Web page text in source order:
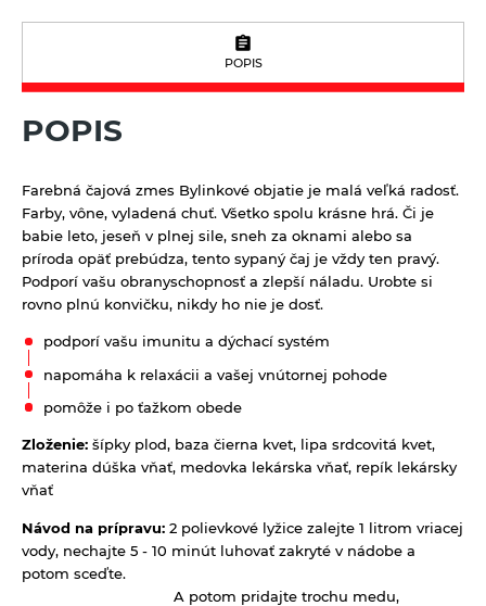
Morská soľ
Pochutiny
Špeciality so soľou
Zmesi korenia
Celozrnné múky a krupice
Chlebové múky
Horčice
Nátierky
Omáčky
100% ovocné šťavy
Cidre
Energetické prírodné nápoje
Kombuchy Mana Roots
Limonády a shoty mellos
Limonády Mana Roots
Limonády ostatné
Limonády STEGO
Mandľové, sójové a obilné nápoje
Vína
Octy, mäsové výrobky, oleje
Oleje
Mäsové výrobky
Octy
Prírodná kozmetika
Balzamy na pery
Prírodné certifikované mydlá
Tuhé mydlá
Vlasová prírodná kozmetika
Pudingy a dezerty
Dezerty
Pudingy
Sirupy
Sirupy bez pridaného cukru
Sirupy bylinkové s trstinovým cukrom
Sirupy ovocné s trstinovým cukrom
Sladidlá a včelie produkty
Sladidlá
Včelie produkty
Sterilizovaná zelenina
Sušené ovocie a orechy
Tyčinky a grissiny
Vločky a lupienky
POPIS
POPIS
Farebná čajová zmes Bylinkové objatie je malá veľká radosť.
Farby, vône, vyladená chuť. Všetko spolu krásne hrá. Či je
babie leto, jeseň v plnej sile, sneh za oknami alebo sa
príroda opäť prebúdza, tento sypaný čaj je vždy ten pravý.
Podporí vašu obranyschopnosť a zlepší náladu. Urobte si
rovno plnú konvičku, nikdy ho nie je dosť.
podporí vašu imunitu a dýchací systém
napomáha k relaxácii a vašej vnútornej pohode
pomôže i po ťažkom obede
Zloženie: šípky plod, baza čierna kvet, lipa srdcovitá kvet,
materina dúška vňať, medovka lekárska vňať, repík lekársky
vňať
Návod na prípravu: 2 polievkové lyžice zalejte 1 litrom vriacej
vody, nechajte 5 - 10 minút luhovať zakryté v nádobe a
potom sceďte.
A potom pridajte trochu medu,